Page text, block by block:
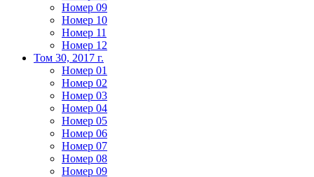
Номер 09
Номер 10
Номер 11
Номер 12
Том 30, 2017 г.
Номер 01
Номер 02
Номер 03
Номер 04
Номер 05
Номер 06
Номер 07
Номер 08
Номер 09